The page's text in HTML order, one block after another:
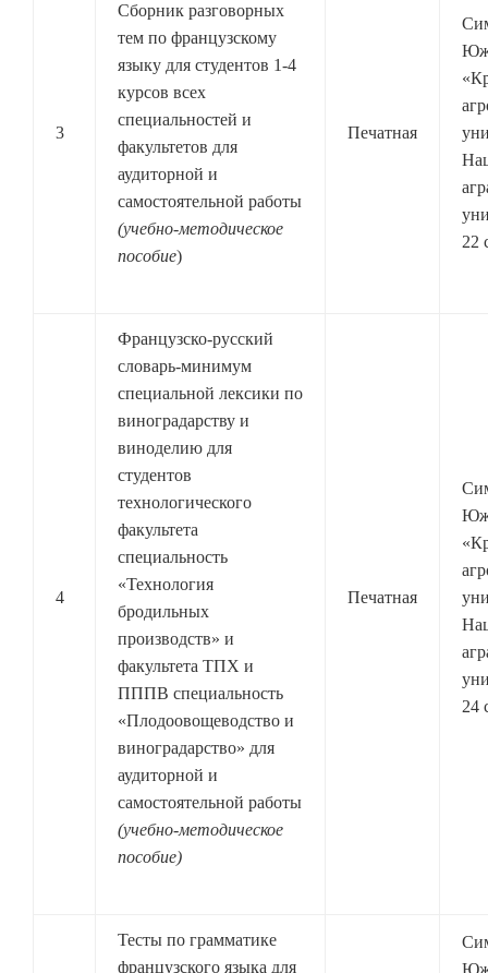
3
Сборник разговорных
тем по французскому
языку для студентов 1-4
курсов всех
специальностей и
факультетов для
аудиторной и
самостоятельной работы
(учебно-методическое
пособие)
Печатная
22
4
Французско-русский
словарь-минимум
специальной лексики по
виноградарству и
виноделию для
студентов
технологического
факультета
специальность
«Технология
бродильных
производств» и
факультета ТПХ и
ПППВ специальность
«Плодоовощеводство и
виноградарство» для
аудиторной и
самостоятельной работы
(учебно-методическое
пособие)
Печатная
24
Тесты по грамматике
французского языка для